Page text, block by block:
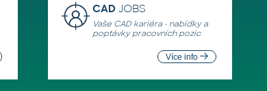
CADJOBS
Vaše CAD kariéra - nabídky a
poptávky pracovních pozic
Více info